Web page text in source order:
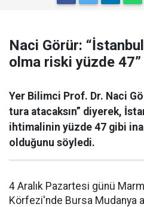
Naci Görür:
olma riski yüzde 47”
Yer Bilimci Prof. Dr. Naci
tura atacaksın” diyerek,
ihtimalinin yüzde 47 gibi
olduğunu söyledi.
4 Aralık Pazartesi günü
Körfezi'nde Bursa Mudanya